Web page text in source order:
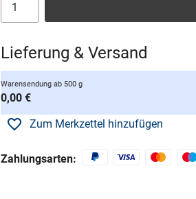
Lieferung & Versand
Warensendung ab 500 g
0,00 €
Zum Merkzettel hinzufügen
Zahlungsarten: